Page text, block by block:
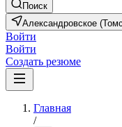
Поиск
Александровское
Войти
Войти
Создать резюме
Главная
/